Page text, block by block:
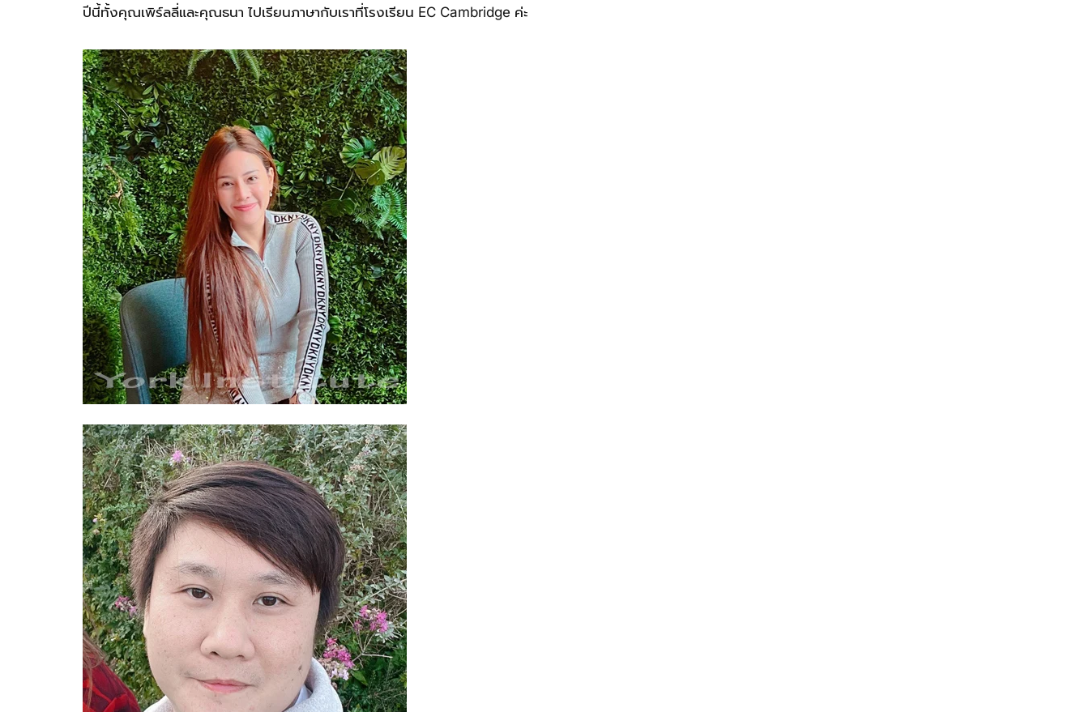
ปีนี้ทั้งคุณเพิร์ลลี่และคุณธนา ไปเรียนภาษากับเราที่โรงเรียน EC Cambridge ค่ะ